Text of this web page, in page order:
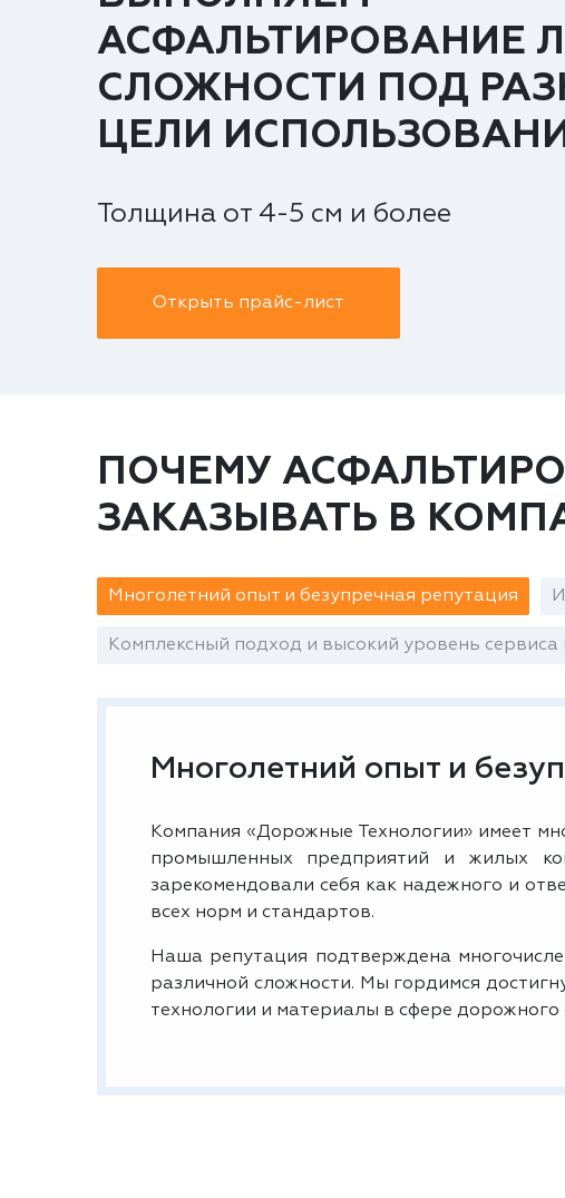
АСФАЛЬТИРОВАНИЕ
СЛОЖНОСТИ ПОД
ЦЕЛИ
Толщина от 4-5 см и более
Открыть прайс-лист
ПОЧЕМУ
ЗАКАЗЫВАТЬ В
Многолетний опыт и безупречная репутация
Комплексный подход и высокий уровень сервиса
Многолетний опыт и
Компания «Дорожные Технологии» имеет
промышленных предприятий и жилых
зарекомендовали себя как надежного и
всех норм и стандартов.
Наша репутация подтверждена
различной сложности. Мы гордимся
технологии и материалы в сфере дорожного